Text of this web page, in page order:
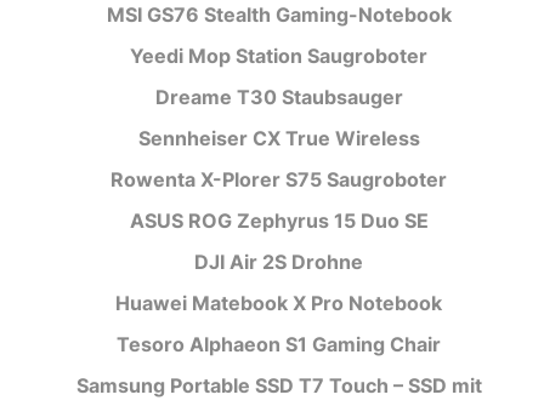
MSI GS76 Stealth Gaming-Notebook
Yeedi Mop Station Saugroboter
Dreame T30 Staubsauger
Sennheiser CX True Wireless
Rowenta X-Plorer S75 Saugroboter
ASUS ROG Zephyrus 15 Duo SE
DJI Air 2S Drohne
Huawei Matebook X Pro Notebook
Tesoro Alphaeon S1 Gaming Chair
Samsung Portable SSD T7 Touch – SSD mit